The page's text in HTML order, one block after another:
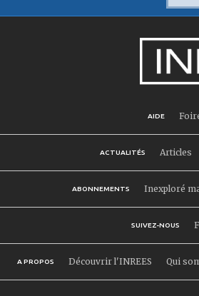
AIDE
ACTUALITÉS Articles
ABONNEMENTS Inexploré
SUIVEZ-NOUS
A PROPOS Découvrir l'INREES Qui